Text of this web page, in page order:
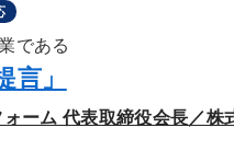
である
」
ーム 代表取締役会長／株